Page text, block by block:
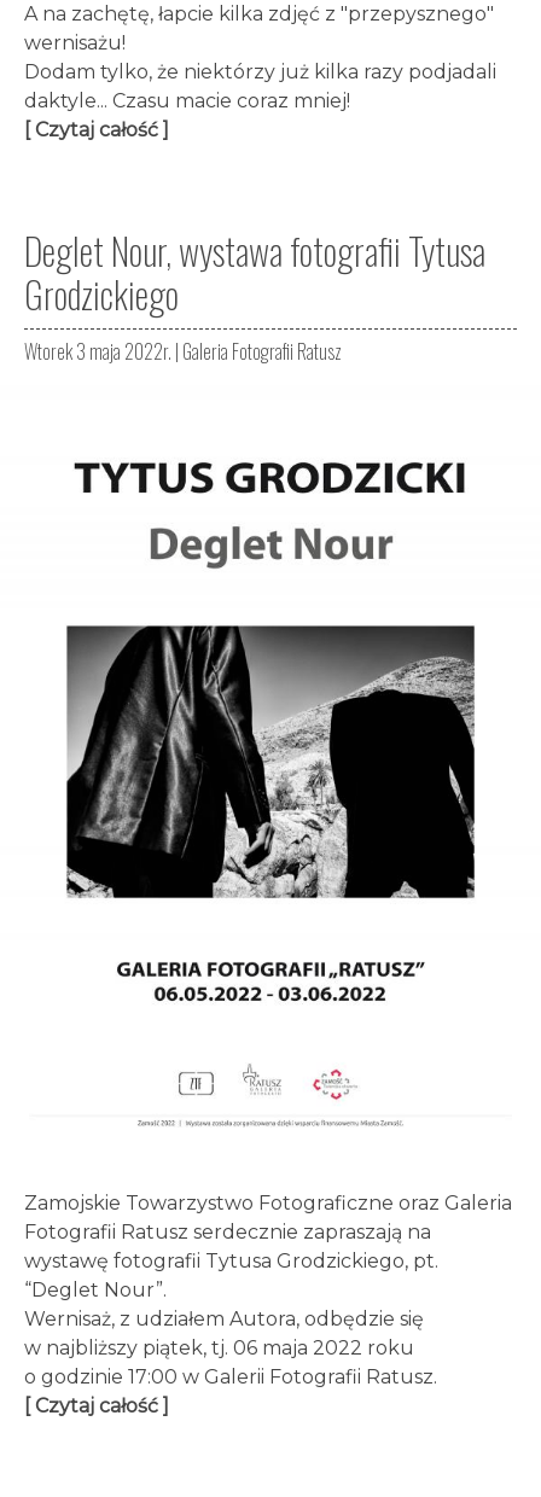
A na zachętę, łapcie kilka zdjęć z "przepysznego"
wernisażu!
Dodam tylko, że niektórzy już kilka razy podjadali
daktyle... Czasu macie coraz mniej!
[ Czytaj całość ]
Deglet Nour, wystawa fotografii Tytusa
Grodzickiego
Wtorek 3 maja 2022r. | Galeria Fotografii Ratusz
Zamojskie Towarzystwo Fotograficzne oraz Galeria
Fotografii Ratusz serdecznie zapraszają na
wystawę fotografii Tytusa Grodzickiego, pt.
“Deglet Nour”.
Wernisaż, z udziałem Autora, odbędzie się
w najbliższy piątek, tj. 06 maja 2022 roku
o godzinie 17:00 w Galerii Fotografii Ratusz.
[ Czytaj całość ]